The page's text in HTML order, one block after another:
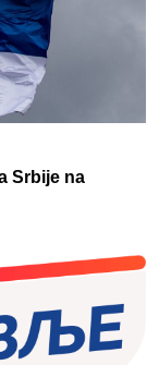
Srbije na